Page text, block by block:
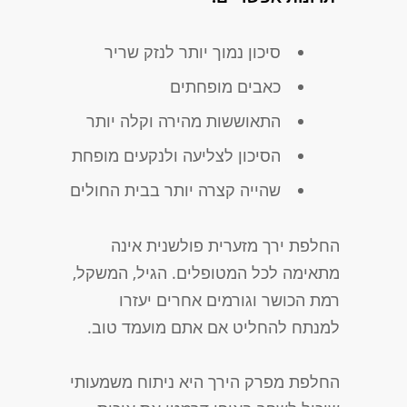
סיכון נמוך יותר לנזק שריר
כאבים מופחתים
התאוששות מהירה וקלה יותר
הסיכון לצליעה ולנקעים מופחת
שהייה קצרה יותר בבית החולים
החלפת ירך מזערית פולשנית אינה
מתאימה לכל המטופלים. הגיל, המשקל,
רמת הכושר וגורמים אחרים יעזרו
למנתח להחליט אם אתם מועמד טוב.
החלפת מפרק הירך היא ניתוח משמעותי